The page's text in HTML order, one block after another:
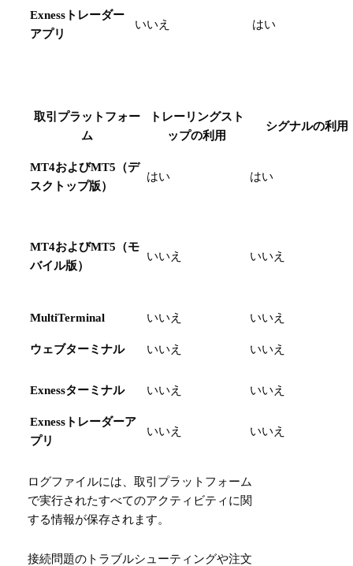
Exnessトレーダー
アプリ
いいえ はい
取引プラットフォー
ム
トレーリングスト
ップの利用
シグナルの利用
MT4およびMT5（デ
スクトップ版）
はい はい
MT4およびMT5（モ
バイル版）
いいえ いいえ
MultiTerminal いいえ いいえ
ウェブターミナル いいえ いいえ
Exnessターミナル いいえ いいえ
Exnessトレーダーア
プリ
いいえ いいえ
ログファイルには、取引プラットフォーム
で実行されたすべてのアクティビティに関
する情報が保存されます。
接続問題のトラブルシューティングや注文